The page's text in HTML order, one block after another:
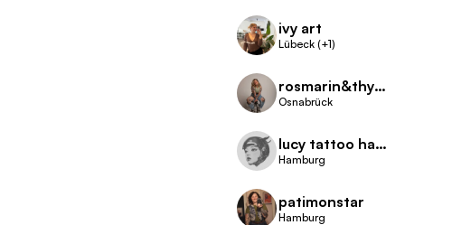
ivy art
Lübeck (+1)
rosmarin&thymian tattoo
Osnabrück
lucy tattoo hamburg
Hamburg
patimonstar
Hamburg